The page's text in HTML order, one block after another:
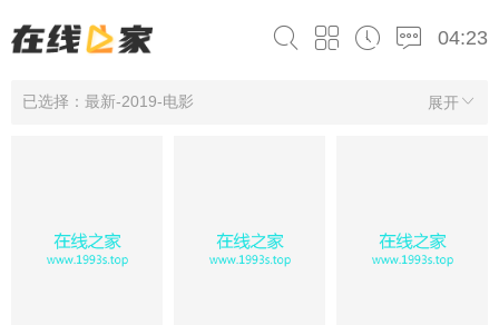
04:23
展开
已选择：最新-2019-电影